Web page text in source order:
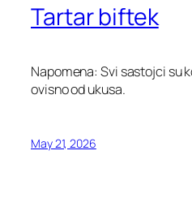
Tartar biftek
Napomena: Svi sastojci su
ovisno od ukusa.
May 21, 2026